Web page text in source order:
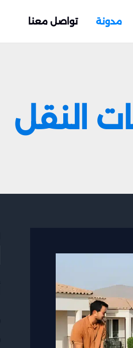
مدونة تواصل معنا
النقل